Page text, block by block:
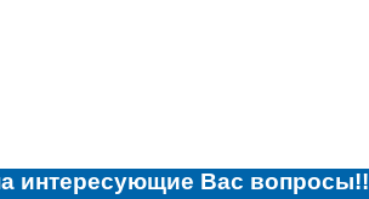
интересующие Вас вопросы!!